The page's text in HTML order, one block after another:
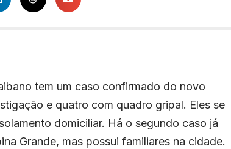
tem um caso confirmado do novo
e quatro com quadro gripal. Eles se
domiciliar. Há o segundo caso já
Grande, mas possui familiares na cidade.